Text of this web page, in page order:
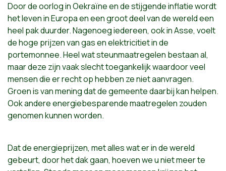
Door de oorlog in Oekraïne en de stijgende inflatie wordt
het leven in Europa en een groot deel van de wereld een
heel pak duurder. Nagenoeg iedereen, ook in Asse, voelt
de hoge prijzen van gas en elektricitiet in de
portemonnee. Heel wat steunmaatregelen bestaan al,
maar deze zijn vaak slecht toegankelijk waardoor veel
mensen die er recht op hebben ze niet aanvragen.
Groen is van mening dat de gemeente daarbij kan helpen.
Ook andere energiebesparende maatregelen zouden
genomen kunnen worden.
Dat de energieprijzen, met alles wat er in de wereld
gebeurt, door het dak gaan, hoeven we u niet meer te